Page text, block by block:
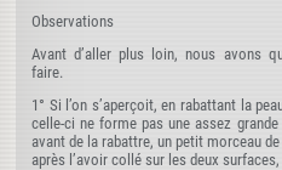
Observations
Avant d’aller plus loin, nous avons
faire.
1° Si l’on s’aperçoit, en rabattant la
celle-ci ne forme pas une assez
avant de la rabattre, un petit morceau
après l’avoir collé sur les deux